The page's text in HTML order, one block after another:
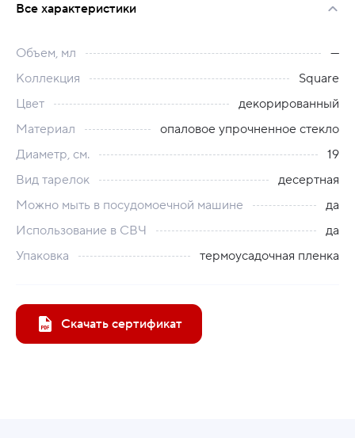
Все характеристики
Объем, мл
---
Коллекция
Square
Цвет
декорированный
Материал
опаловое упрочненное стекло
Диаметр, см.
19
Вид тарелок
десертная
Можно мыть в посудомоечной машине
да
Использование в СВЧ
да
Упаковка
термоусадочная пленка
Скачать сертификат